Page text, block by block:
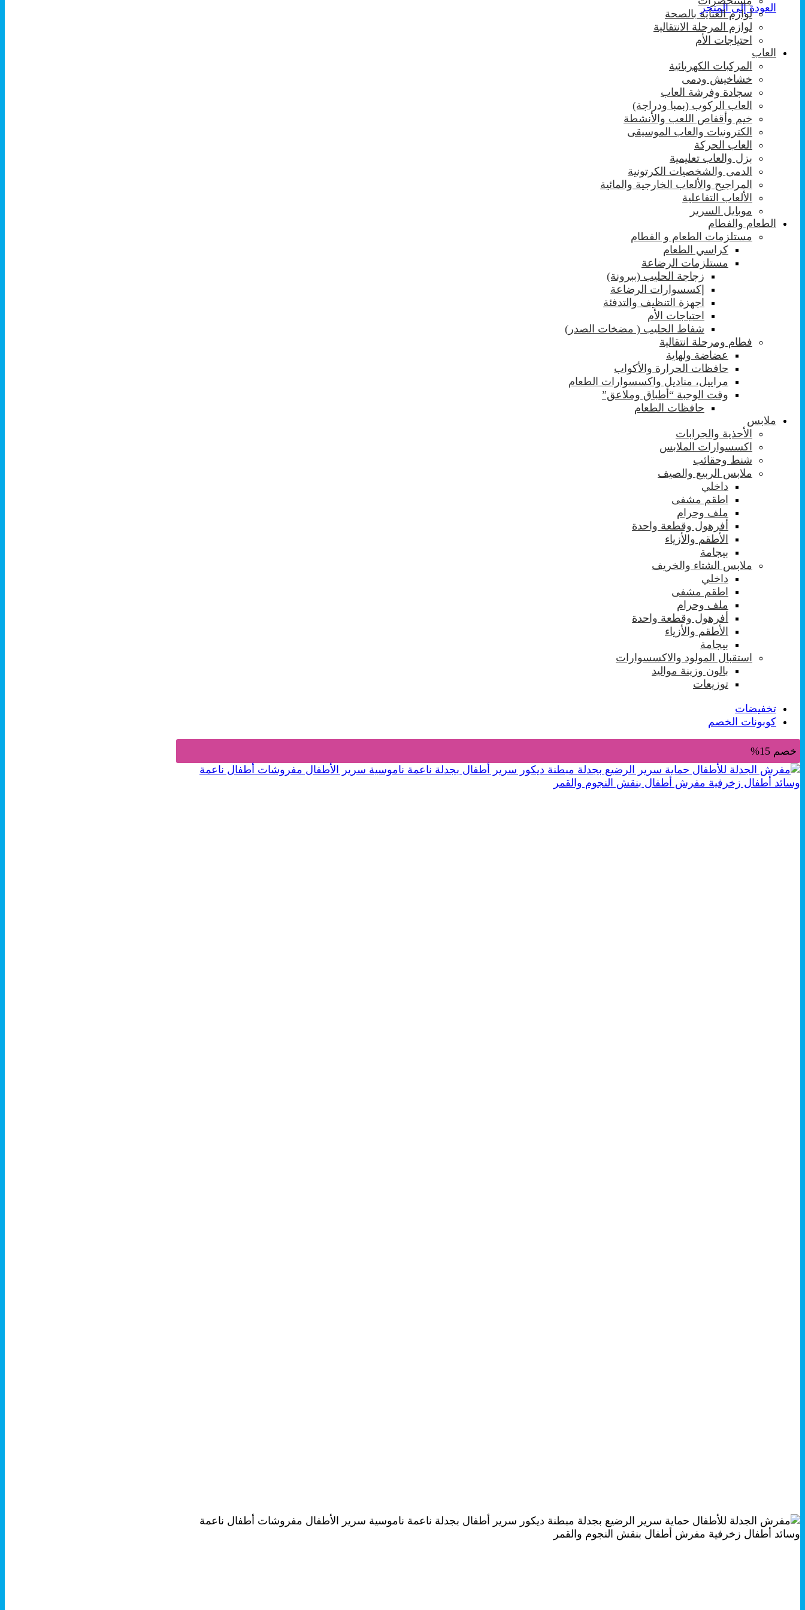
العودة إلى المتجر
لوازم العناية بالصحة
لوازم المرحلة الانتقالية
احتياجات الأم
العاب
المركبات الكهربائية
خشاخيش ودمى
سجادة وفرشة العاب
العاب الركوب (بمبا ودراجة)
خيم وأقفاص اللعب والأنشطة
الكترونيات والعاب الموسيقى
العاب الحركة
بزل والعاب تعليمية
الدمى والشخصيات الكرتونية
المراجيح والألعاب الخارجية والمائية
الألعاب التفاعلية
موبايل السرير
الطعام والفطام
مستلزمات الطعام و الفطام
كراسي الطعام
مستلزمات الرضاعة
زجاجة الحليب (ببرونة)
إكسسوارات الرضاعة
اجهزة التنظيف والتدفئة
احتياجات الأم
شفاط الحليب ( مضخات الصدر)
فطام ومرحلة انتقالية
عضاضة ولهاية
حافظات الحرارة والأكواب
مراييل، مناديل واكسسوارات الطعام
وقت الوجبة “أطباق وملاعق”
حافظات الطعام
ملابس
الأحذية والجرابات
اكسسوارات الملابس
شنط وحقائب
ملابس الربيع والصيف
داخلي
اطقم مشفى
ملف وحرام
أفرهول وقطعة واحدة
الأطقم والأزياء
بيجامة
ملابس الشتاء والخريف
داخلي
اطقم مشفى
ملف وحرام
أفرهول وقطعة واحدة
الأطقم والأزياء
بيجامة
استقبال المولود والاكسسوارات
بالون وزينة مواليد
توزيعات
تخفيضات
كوبونات الخصم
خصم 15%